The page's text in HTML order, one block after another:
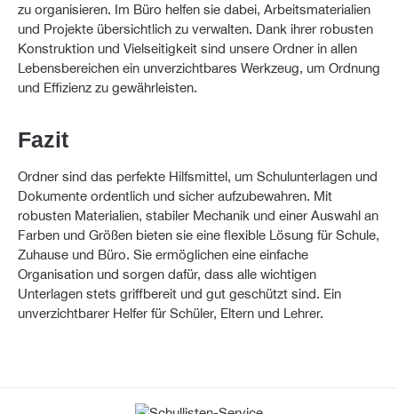
zu organisieren. Im Büro helfen sie dabei, Arbeitsmaterialien
und Projekte übersichtlich zu verwalten. Dank ihrer robusten
Konstruktion und Vielseitigkeit sind unsere Ordner in allen
Lebensbereichen ein unverzichtbares Werkzeug, um Ordnung
und Effizienz zu gewährleisten.
Fazit
Ordner sind das perfekte Hilfsmittel, um Schulunterlagen und
Dokumente ordentlich und sicher aufzubewahren. Mit
robusten Materialien, stabiler Mechanik und einer Auswahl an
Farben und Größen bieten sie eine flexible Lösung für Schule,
Zuhause und Büro. Sie ermöglichen eine einfache
Organisation und sorgen dafür, dass alle wichtigen
Unterlagen stets griffbereit und gut geschützt sind. Ein
unverzichtbarer Helfer für Schüler, Eltern und Lehrer.